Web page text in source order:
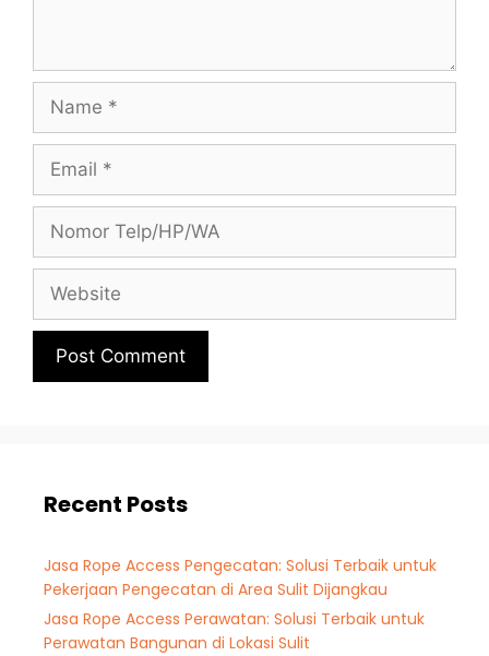
Recent Posts
Jasa Rope Access Pengecatan: Solusi Terbaik untuk
Pekerjaan Pengecatan di Area Sulit Dijangkau
Jasa Rope Access Perawatan: Solusi Terbaik untuk
Perawatan Bangunan di Lokasi Sulit